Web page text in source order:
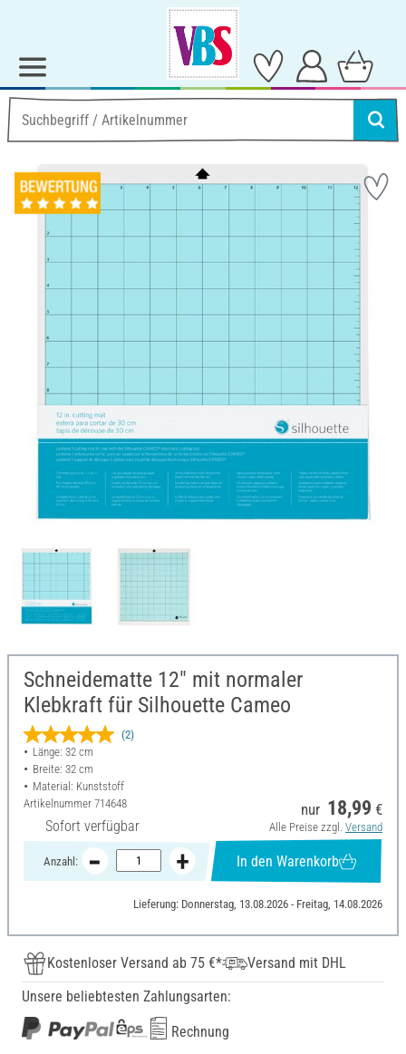
Schneidematte 12" mit normaler
Klebkraft für Silhouette Cameo
(2)
Länge: 32 cm
Breite: 32 cm
Material: Kunststoff
Artikelnummer 714648
Sofort verfügbar
nur 18,99 €
Alle Preise zzgl. Versand
Anzahl: In den Warenkorb
Lieferung: Donnerstag, 13.08.2026 - Freitag, 14.08.2026
Kostenloser Versand ab 75 €*
Versand mit DHL
Unsere beliebtesten Zahlungsarten:
Rechnung